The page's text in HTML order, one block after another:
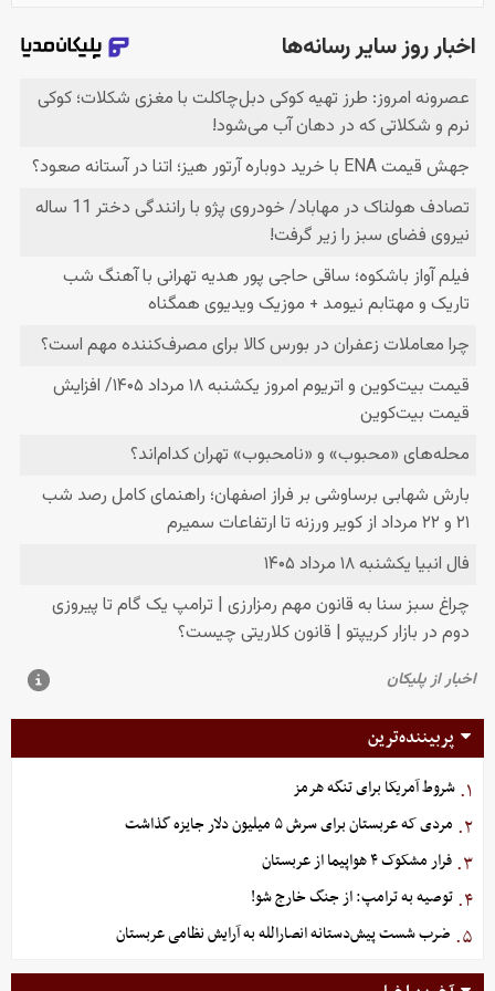
پربیننده‌ترین
۱. شروط آمریکا برای تنگه هرمز
۲. مردی که عربستان برای سرش ۵ میلیون دلار جایزه گذاشت
۳. فرار مشکوک ۴ هواپیما از عربستان
۴. توصیه به ترامپ: از جنگ خارج شو!
۵. ضرب شست پیش‌دستانه انصارالله به آرایش نظامی عربستان